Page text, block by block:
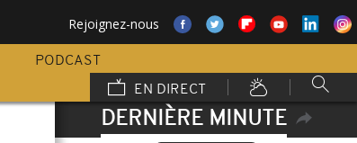
Rejoignez-nous
PODCAST
EN DIRECT
DERNIÈRE MINUTE